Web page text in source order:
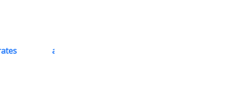
accurate bldh cont..